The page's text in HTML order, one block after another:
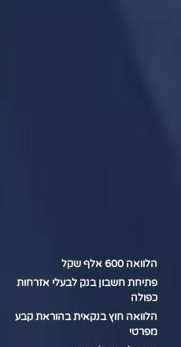
הלוואה 600 אלף שקל
פתיחת חשבון בנק לבעלי אזרחות
כפולה
הלוואה חוץ בנקאית בהוראת קבע
מפרטי